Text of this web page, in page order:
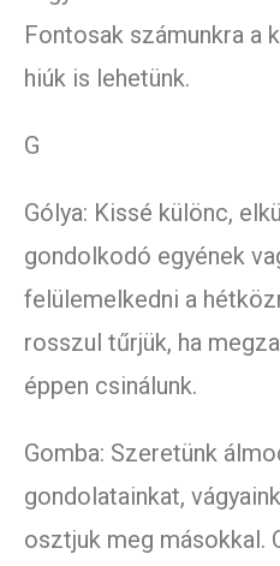
Fontosak számunkra a
hiúk is lehetünk.
G
Gólya: Kissé különc,
gondolkodó egyének
felülemelkedni a
rosszul tűrjük, ha
éppen csinálunk.
Gomba: Szeretünk
gondolatainkat,
osztjuk meg másokkal.